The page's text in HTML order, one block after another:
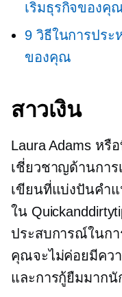
เริ่มธุรกิจของคุ
9 วิธีในการประ
ของคุณ
สาวเงิน
Laura Adams หรื
เชี่ยวชาญด้านกา
เขียนที่แบ่งปันคำ
ใน
ประสบการณ์ในกา
คุณจะไม่ค่อยมีควา
และการกู้ยืมมาก